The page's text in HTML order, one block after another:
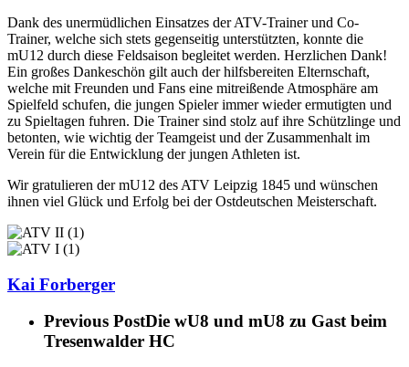
Dank des unermüdlichen Einsatzes der ATV-Trainer und Co-
Trainer, welche sich stets gegenseitig unterstützten, konnte die
mU12 durch diese Feldsaison begleitet werden. Herzlichen Dank!
Ein großes Dankeschön gilt auch der hilfsbereiten Elternschaft,
welche mit Freunden und Fans eine mitreißende Atmosphäre am
Spielfeld schufen, die jungen Spieler immer wieder ermutigten und
zu Spieltagen fuhren. Die Trainer sind stolz auf ihre Schützlinge und
betonten, wie wichtig der Teamgeist und der Zusammenhalt im
Verein für die Entwicklung der jungen Athleten ist.
Wir gratulieren der mU12 des ATV Leipzig 1845 und wünschen
ihnen viel Glück und Erfolg bei der Ostdeutschen Meisterschaft.
Kai Forberger
Previous PostDie wU8 und mU8 zu Gast beim
Tresenwalder HC